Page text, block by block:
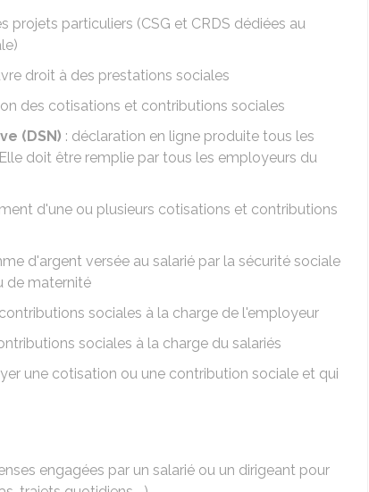
projets particuliers (CSG et CRDS dédiées au
droit à des prestations sociales
des cotisations et contributions sociales
(DSN) : déclaration en ligne produite tous les
doit être remplie par tous les employeurs du
d'une ou plusieurs cotisations et contributions
d'argent versée au salarié par la sécurité sociale
de maternité
sociales à la charge de l'employeur
sociales à la charge du salariés
une cotisation ou une contribution sociale et qui
engagées par un salarié ou un dirigeant pour